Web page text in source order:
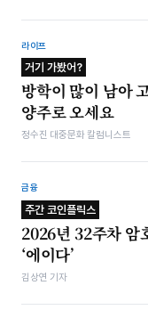
라이프
거기 가봤어?
방학이 많이 남아
양주로 오세요
정수진 대중문화 칼럼니스트
금융
주간 코인플릭스
2026년 32주차 암
‘에이다’
김상연 기자